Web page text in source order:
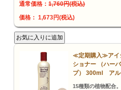
通常価格：1,760円(税込)
価格： 1,673円(税込)
≪定期購入≫アイ
ショナー （ハー
プ） 300ml アル
15種類の植物配合